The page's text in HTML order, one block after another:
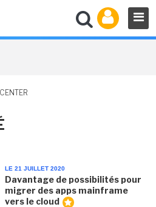
LE 21 JUILLET 2020
Davantage de possibilités pour
migrer des apps mainframe
vers le cloud